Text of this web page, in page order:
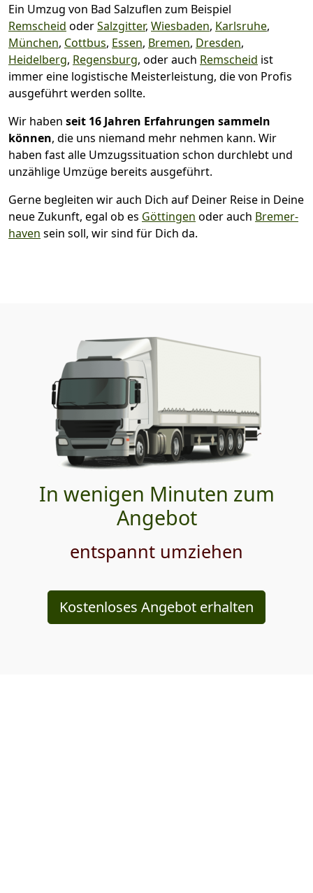
Ein Umzug von Bad Salzuflen zum Beispiel
Remscheid oderSalzgitter, Wiesbaden, Karlsruhe,
München, Cottbus, Essen, Bremen, Dresden,
Heidelberg, Regensburg, oder auch Remscheid ist
immer eine logistische Meisterleistung, die von Profis
ausgeführt werden sollte.
Wir haben seit 16 Jahren Erfahrungen sammeln
können, die uns niemand mehr nehmen kann. Wir
haben fast alle Umzugssituation schon durchlebt und
unzählige Umzüge bereits ausgeführt.
Gerne begleiten wir auch Dich auf Deiner Reise in Deine
neue Zukunft, egal ob es Göttingen oder auch Bremer­
haven sein soll, wir sind für Dich da.
In wenigen Minuten zum
Angebot
entspannt umziehen
Kostenloses Angebot erhalten